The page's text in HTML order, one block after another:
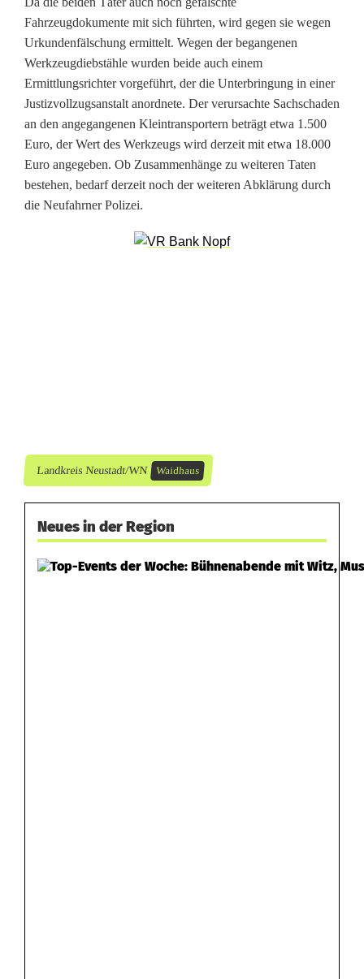
t
S
e
r
i
e
n
Fahrzeugdokumente mit sich führten, wird gegen sie wegen
Urkundenfälschung ermittelt. Wegen der begangenen
Werkzeugdiebstähle wurden beide auch einem
Ermittlungsrichter vorgeführt, der die Unterbringung in einer
Justizvollzugsanstalt anordnete. Der verursachte Sachschaden
an den angegangenen Kleintransportern beträgt etwa 1.500
Euro, der Wert des Werkzeugs wird derzeit mit etwa 18.000
Euro angegeben. Ob Zusammenhänge zu weiteren Taten
bestehen, bedarf derzeit noch der weiteren Abklärung durch
die Neufahrner Polizei.
Landkreis Neustadt/WN Waidhaus
Neues in der Region